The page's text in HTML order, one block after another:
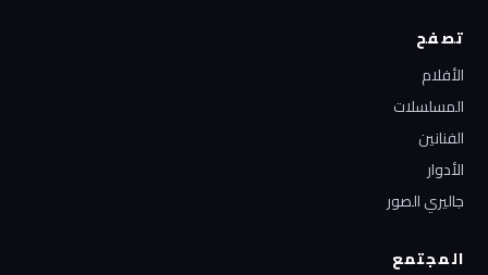
تصفح
الأفلام
المسلسلات
الفنانين
الأدوار
جاليري الصور
المجتمع